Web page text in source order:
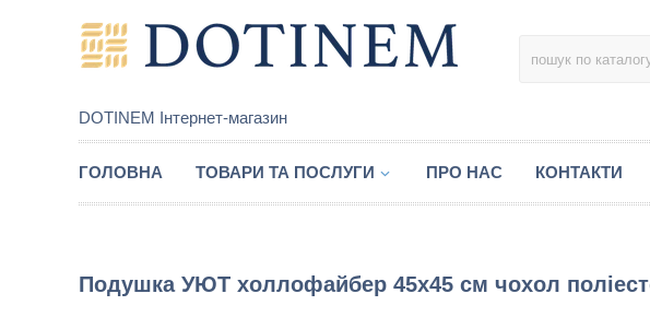
DOTINEM Інтернет-магазин
ГОЛОВНА ТОВАРИ ТА ПОСЛУГИ ПРО НАС КОНТАКТИ
Подушка УЮТ холлофайбер 45х45 см чохол